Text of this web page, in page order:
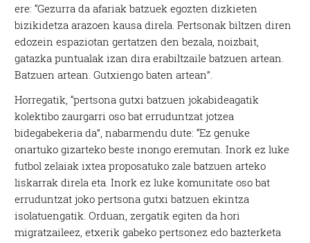
ere: “Gezurra da afariak batzuek egozten dizkieten
bizikidetza arazoen kausa direla. Pertsonak biltzen diren
edozein espaziotan gertatzen den bezala, noizbait,
gatazka puntualak izan dira erabiltzaile batzuen artean.
Batzuen artean. Gutxiengo baten artean”.
Horregatik, “pertsona gutxi batzuen jokabideagatik
kolektibo zaurgarri oso bat erruduntzat jotzea
bidegabekeria da”, nabarmendu dute: “Ez genuke
onartuko gizarteko beste inongo eremutan. Inork ez luke
futbol zelaiak ixtea proposatuko zale batzuen arteko
liskarrak direla eta. Inork ez luke komunitate oso bat
erruduntzat joko pertsona gutxi batzuen ekintza
isolatuengatik. Orduan, zergatik egiten da hori
migratzaileez, etxerik gabeko pertsonez edo bazterketa